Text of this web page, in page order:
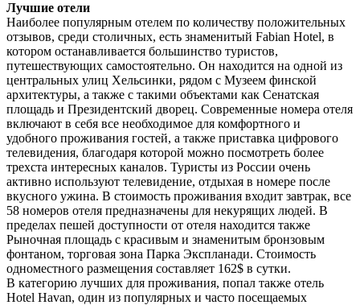
Лучшие отели
Наиболее популярным отелем по количеству положительных
отзывов, среди столичных, есть знаменитый Fabian Hotel, в
котором останавливается большинство туристов,
путешествующих самостоятельно. Он находится на одной из
центральных улиц Хельсинки, рядом с Музеем финской
архитектуры, а также с такими объектами как Сенатская
площадь и Президентский дворец. Современные номера отеля
включают в себя все необходимое для комфортного и
удобного проживания гостей, а также приставка цифрового
телевидения, благодаря которой можно посмотреть более
трехста интересных каналов. Туристы из России очень
активно используют телевидение, отдыхая в номере после
вкусного ужина. В стоимость проживания входит завтрак, все
58 номеров отеля предназначены для некурящих людей. В
пределах пешей доступности от отеля находится также
Рыночная площадь с красивым и знаменитым бронзовым
фонтаном, торговая зона Парка Экспланади. Стоимость
одноместного размещения составляет 162$ в сутки.
В категорию лучших для проживания, попал также отель
Hotel Havan, один из популярных и часто посещаемых